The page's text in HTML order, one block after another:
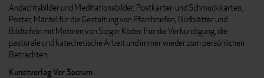
Andachtsbilder und Meditationsbilder, Postkarten und Schmuckkarten,
Poster, Mäntel für die Gestaltung von Pfarrbriefen, Bildblätter und
Bildtafeln mit Motiven von Sieger Köder. Für die Verkündigung, die
pastorale und katechetische Arbeit und immer wieder zum persönlichen
Betrachten.
Kunstverlag Ver Sacrum